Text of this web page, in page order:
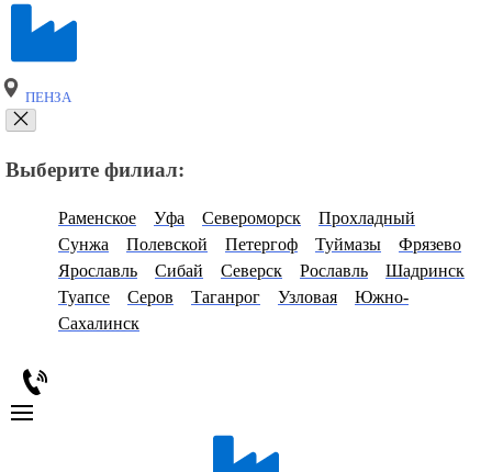
ПЕНЗА
Выберите филиал:
Раменское Уфа Североморск
Прохладный
Сунжа
Полевской Петергоф Туймазы
Фрязево
Ярославль
Сибай Северск Рославль
Шадринск
Туапсе
Серов Таганрог Узловая
Южно-
Сахалинск